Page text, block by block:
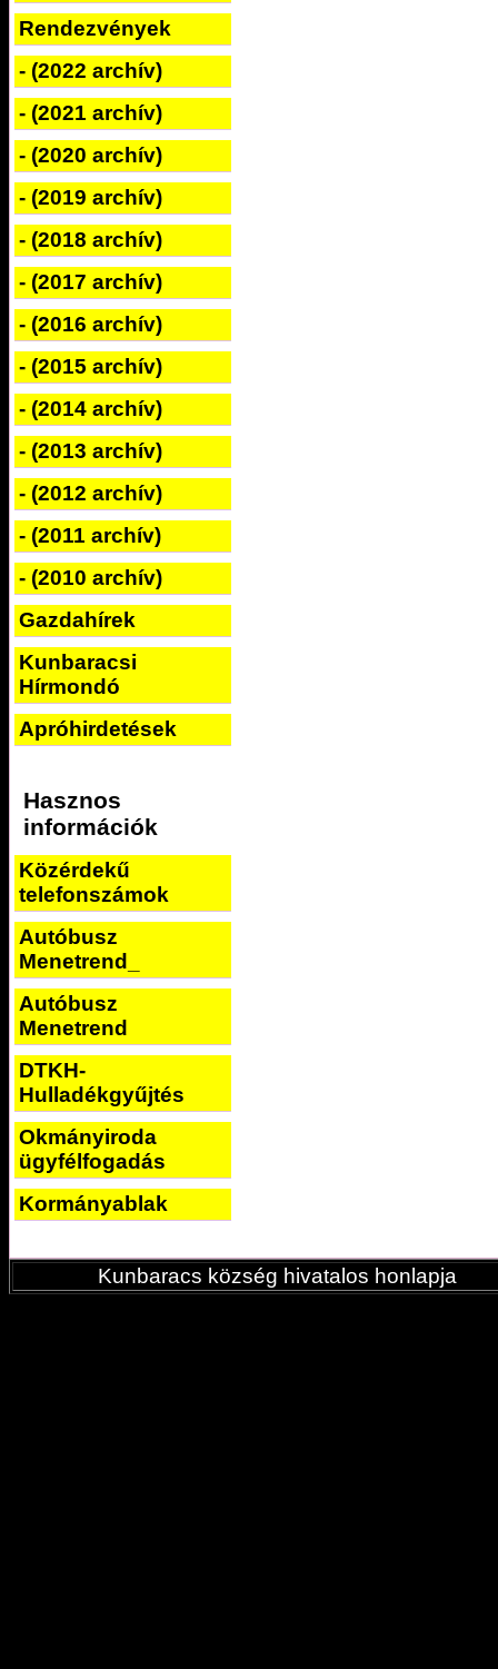
Rendezvények
- (2022 archív)
- (2021 archív)
- (2020 archív)
- (2019 archív)
- (2018 archív)
- (2017 archív)
- (2016 archív)
- (2015 archív)
- (2014 archív)
- (2013 archív)
- (2012 archív)
- (2011 archív)
- (2010 archív)
Gazdahírek
Kunbaracsi
Hírmondó
Apróhirdetések
Hasznos
információk
Közérdekű
telefonszámok
Autóbusz
Menetrend_
Autóbusz
Menetrend
DTKH-
Hulladékgyűjtés
Okmányiroda
ügyfélfogadás
Kormányablak
Kunbaracs község hivatalos honlapja